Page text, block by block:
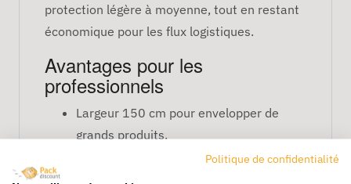
protection légère à moyenne, tout en restant
économique pour les flux logistiques.
Avantages pour les
professionnels
Largeur 150 cm pour envelopper de
grands produits.
Longueur 150 m pour usage prolongé et
Politique de confidentialité